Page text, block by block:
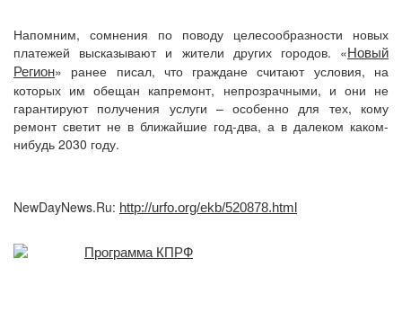
Напомним, сомнения по поводу целесообразности новых
платежей высказывают и жители других городов. «Новый
Регион» ранее писал, что граждане считают условия, на
которых им обещан капремонт, непрозрачными, и они не
гарантируют получения услуги – особенно для тех, кому
ремонт светит не в ближайшие год-два, а в далеком каком-
нибудь 2030 году.
NewDayNews.Ru: http://urfo.org/ekb/520878.html